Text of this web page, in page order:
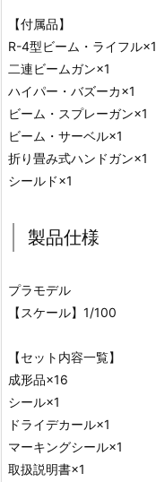
【付属品】
R-4型ビーム・ライフル×1
二連ビームガン×1
ハイパー・バズーカ×1
ビーム・スプレーガン×1
ビーム・サーベル×1
折り畳み式ハンドガン×1
シールド×1
製品仕様
プラモデル
【スケール】1/100
【セット内容一覧】
成形品×16
シール×1
ドライデカール×1
マーキングシール×1
取扱説明書×1